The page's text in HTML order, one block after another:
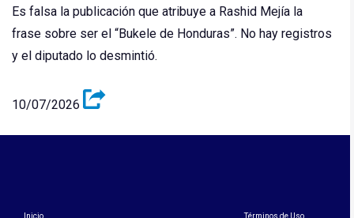
Es falsa la publicación que atribuye a Rashid Mejía la
frase sobre ser el “Bukele de Honduras”. No hay registros
y el diputado lo desmintió.
10/07/2026
Inicio Términos de Uso